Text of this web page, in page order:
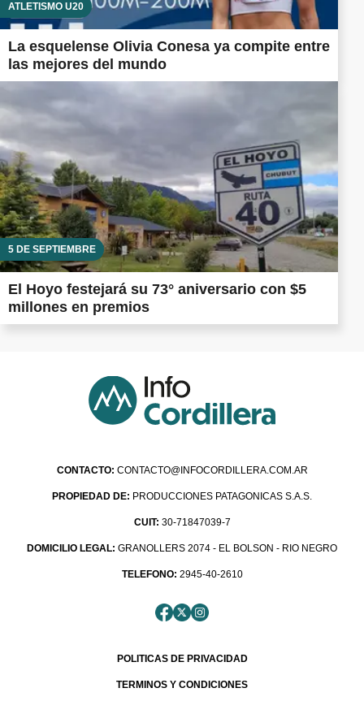
ATLETISMO U20
La esquelense Olivia Conesa ya compite entre
las mejores del mundo
5 DE SEPTIEMBRE
El Hoyo festejará su 73° aniversario con $5
millones en premios
CONTACTO: CONTACTO@INFOCORDILLERA.COM.AR
PROPIEDAD DE: PRODUCCIONES PATAGONICAS S.A.S.
CUIT: 30-71847039-7
DOMICILIO LEGAL: GRANOLLERS 2074 - EL BOLSON - RIO NEGRO
TELEFONO: 2945-40-2610
POLITICAS DE PRIVACIDAD
TERMINOS Y CONDICIONES